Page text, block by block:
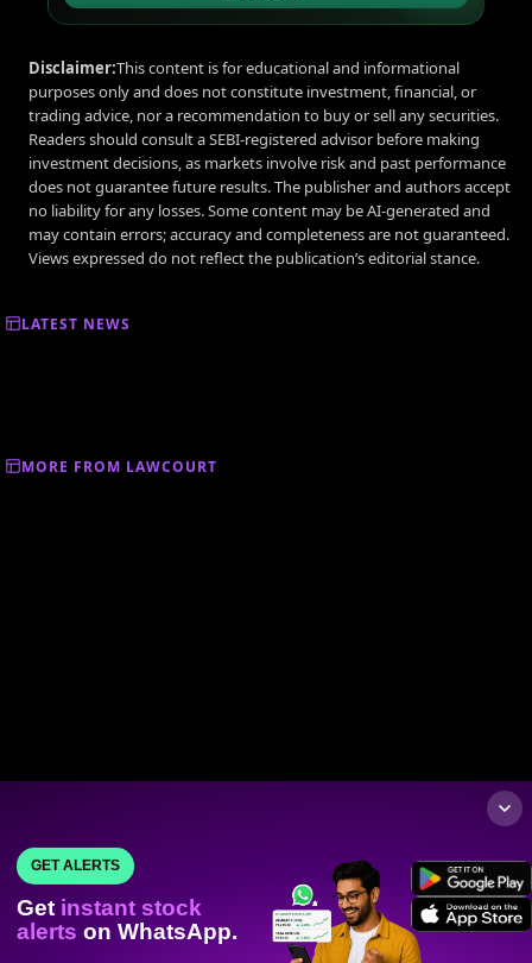
Disclaimer:This content is for educational and informational
purposes only and does not constitute investment, financial, or
trading advice, nor a recommendation to buy or sell any securities.
Readers should consult a SEBI-registered advisor before making
investment decisions, as markets involve risk and past performance
does not guarantee future results. The publisher and authors accept
no liability for any losses. Some content may be AI-generated and
may contain errors; accuracy and completeness are not guaranteed.
Views expressed do not reflect the publication’s editorial stance.
LATEST NEWS
MORE FROM LAWCOURT
GET ALERTS
Get instant stock
alerts on WhatsApp.